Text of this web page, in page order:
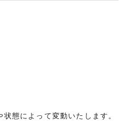
態によって変動いたします。